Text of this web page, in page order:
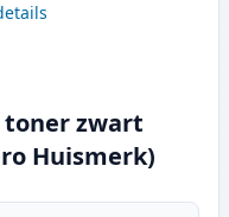
toner zwart
Huismerk)